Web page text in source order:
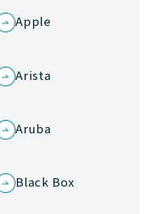
Apple
Arista
Aruba
Black Box